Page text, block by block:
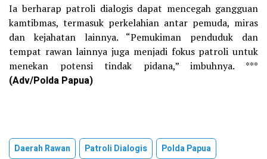
Ia berharap patroli dialogis dapat mencegah gangguan
kamtibmas, termasuk perkelahian antar pemuda, miras
dan kejahatan lainnya. “Pemukiman penduduk dan
tempat rawan lainnya juga menjadi fokus patroli untuk
menekan potensi tindak pidana,” imbuhnya. ***
(Adv/Polda Papua)
Daerah Rawan Patroli Dialogis
Polda Papua